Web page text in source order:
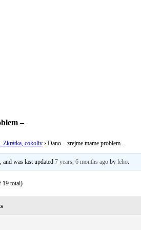
–
Zkrátka, cokoliv › Dano – zrejme mame problem –
and was last updated7 years, 6 months ago byleho
19 total)